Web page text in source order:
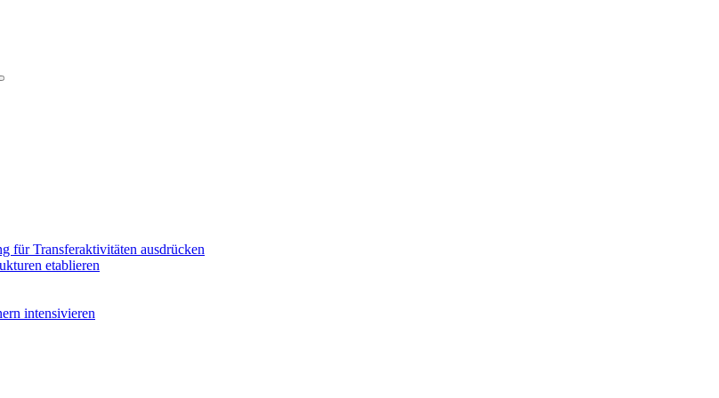
für Transferaktivitäten ausdrücken
etablieren
intensivieren